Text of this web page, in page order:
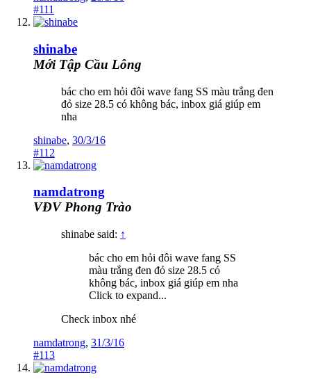
#111
shinabe
Mới Tập Cầu Lông
bác cho em hỏi đôi wave fang SS màu trắng đen
đỏ size 28.5 có không bác, inbox giá giúp em
nha
shinabe, 30/3/16
#112
namdatrong
VĐV Phong Trào
shinabe said: ↑
bác cho em hỏi đôi wave fang SS
màu trắng đen đỏ size 28.5 có
không bác, inbox giá giúp em nha
Click to expand...
Check inbox nhé
namdatrong, 31/3/16
#113